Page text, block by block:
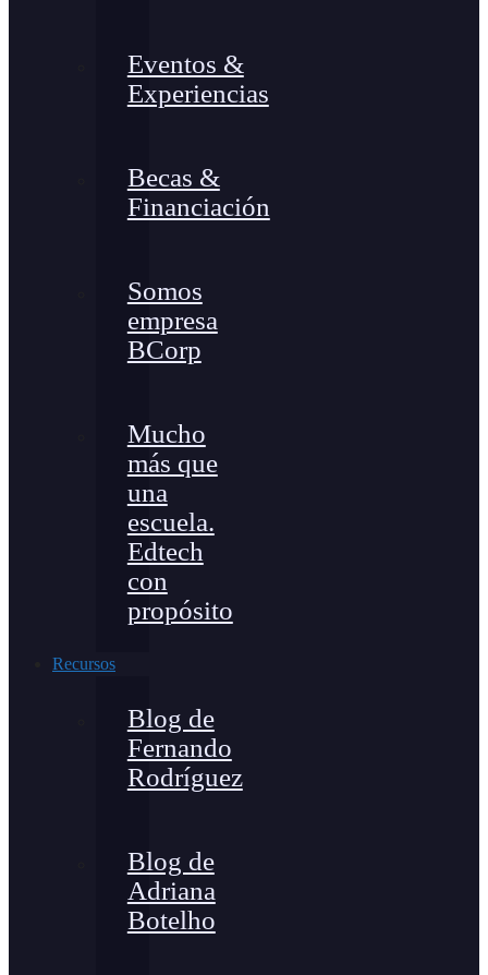
Eventos &
Experiencias
Becas &
Financiación
Somos
empresa
BCorp
Mucho
más que
una
escuela.
Edtech
con
propósito
Recursos
Blog de
Fernando
Rodríguez
Blog de
Adriana
Botelho